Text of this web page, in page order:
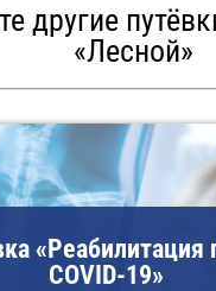
другие
«Лесной»
«Реабилитация
COVID-19»